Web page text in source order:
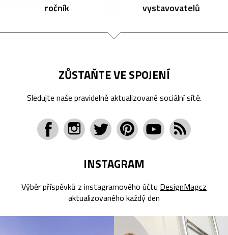
ročník vystavovatelů
ZŮSTAŇTE VE SPOJENÍ
Sledujte naše pravidelně aktualizované sociální sítě.
INSTAGRAM
Výběr příspěvků z instagramového účtu DesignMagcz
aktualizovaného každý den